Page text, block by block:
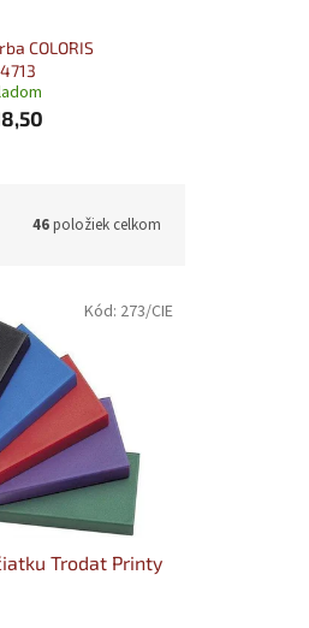
COLORIS
46položiek celkom
Trodat Printy
Kód: 273/CIE